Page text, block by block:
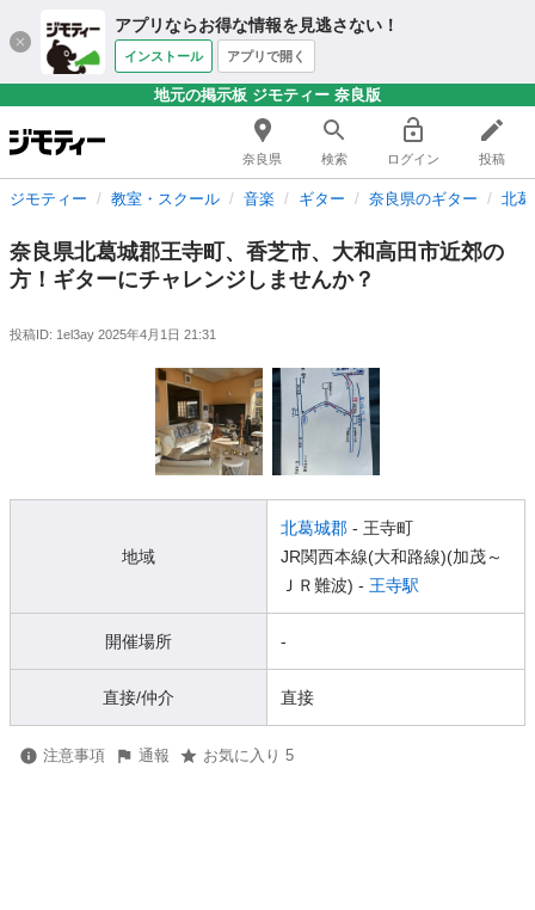
アプリならお得な情報を見逃さない！
インストール アプリで開く
地元の掲示板 ジモティー 奈良版
奈良県 検索 ログイン 投稿
ジモティー 教室・スクール 音楽 ギター 奈良県のギター 北
奈良県北葛城郡王寺町、香芝市、大和高田市近郊の
方！ギターにチャレンジしませんか？
投稿ID: 1el3ay 2025年4月1日 21:31
地域
北葛城郡 - 王寺町
JR関西本線(大和路線)(加茂～
ＪＲ難波) - 王寺駅
開催場所 -
直接/仲介 直接
注意事項 通報 お気に入り 5